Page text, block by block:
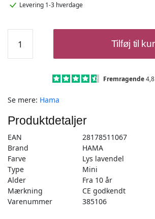
Levering 1-3 hverdage
Mini
Perler
lys
-
Mini
(501-
106)
antal
Tilføj til
Fremragende
Se mere: Hama
Produktdetaljer
EAN
28178511067
Brand
HAMA
Farve
Lys lavendel
Type
Mini
Alder
Fra 10 år
Mærkning
CE godkendt
Varenummer
385106